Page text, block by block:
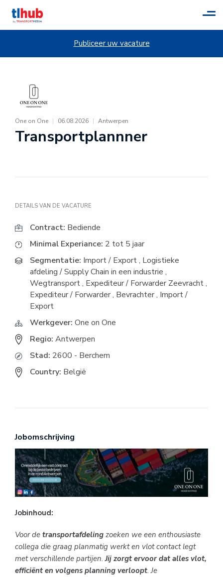
Publiceer uw vacature
One on One | 06.08.2026 | Antwerpen
Transportplannner
DETAILS VAN DE VACATURE
Contract: Bediende
Minimal Experiance: 2 tot 5 jaar
Segmentatie: Import / Export, Logistieke
afdeling / Supply Chain in een industrie ,
Wegtransport, Expediteur / Forwarder Zeevracht,
Expediteur / Forwarder, Bevrachter, Import /
Export
Werkgever: One on One
Regio: Antwerpen
Stad: 2600 - Berchem
Country: België
Jobomschrijving
Jobinhoud:
Voor de transportafdeling zoeken we een enthousiaste
collega die graag planmatig werkt en vlot contact legt
met verschillende partijen.Jij zorgt ervoor dat alles vlot,
efficiënt en volgens planning verloopt. Je